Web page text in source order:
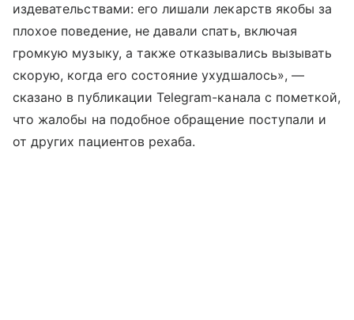
издевательствами: его лишали лекарств якобы за
плохое поведение, не давали спать, включая
громкую музыку, а также отказывались вызывать
скорую, когда его состояние ухудшалось», —
сказано в публикации Telegram-канала с пометкой,
что жалобы на подобное обращение поступали и
от других пациентов рехаба.